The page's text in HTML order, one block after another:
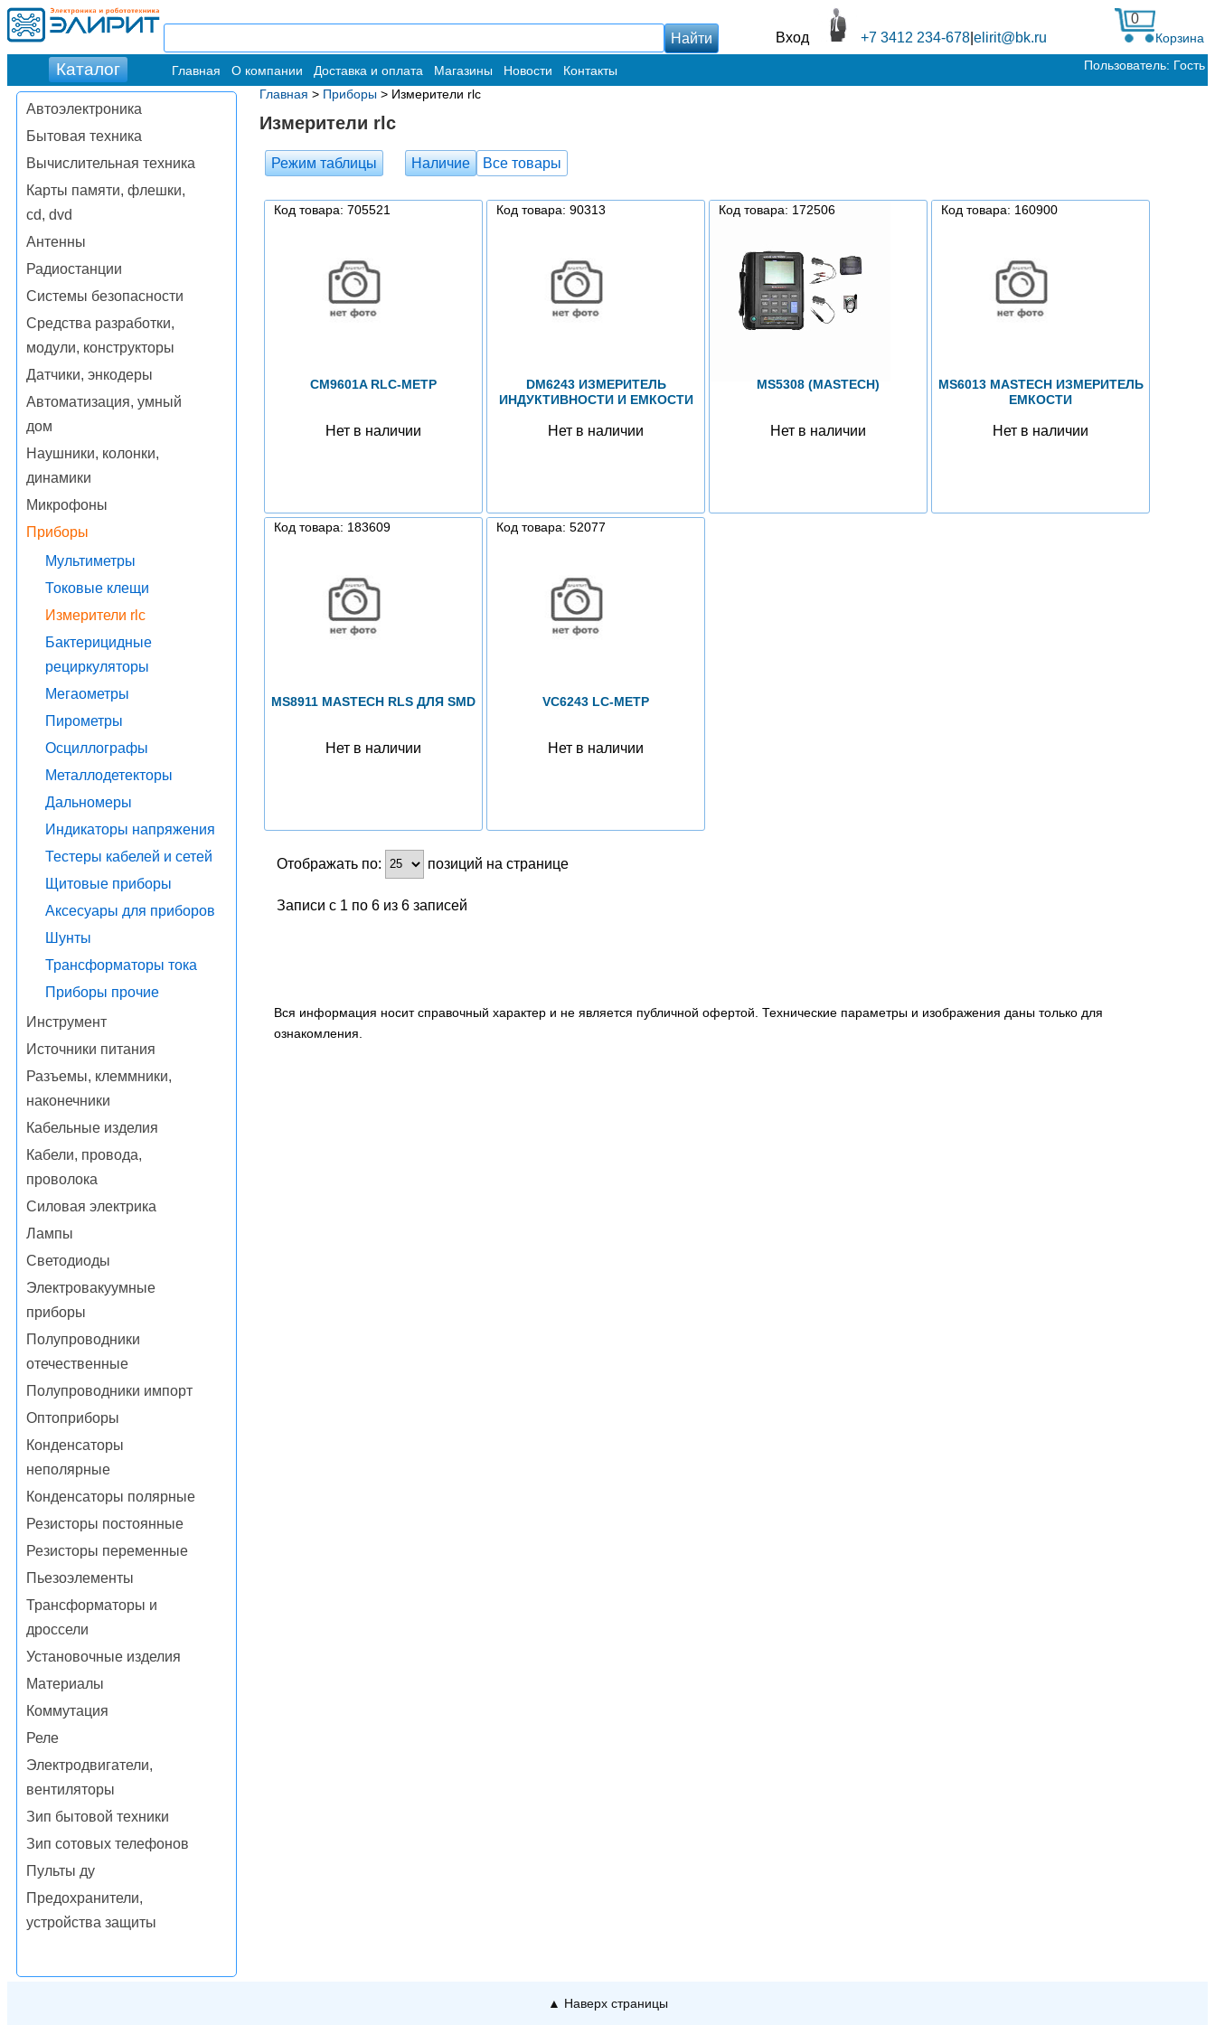
Вход +7 3412 234-678 elirit@bk.ru
0
Корзина
Главная О компании Доставка и оплата Магазины Новости Контакты Пользователь: Гость
Автоэлектроника
Бытовая техника
Вычислительная техника
Карты памяти, флешки,
cd, dvd
Антенны
Радиостанции
Системы безопасности
Средства разработки,
модули, конструкторы
Датчики, энкодеры
Автоматизация, умный
дом
Наушники, колонки,
динамики
Микрофоны
Приборы
Мультиметры
Токовые клещи
Измерители rlc
Бактерицидные
рециркуляторы
Мегаометры
Пирометры
Осциллографы
Металлодетекторы
Дальномеры
Индикаторы напряжения
Тестеры кабелей и сетей
Щитовые приборы
Аксесуары для приборов
Шунты
Трансформаторы тока
Приборы прочие
Инструмент
Источники питания
Разъемы, клеммники,
наконечники
Кабельные изделия
Кабели, провода,
проволока
Силовая электрика
Лампы
Светодиоды
Электровакуумные
приборы
Полупроводники
отечественные
Полупроводники импорт
Оптоприборы
Конденсаторы
неполярные
Конденсаторы полярные
Резисторы постоянные
Резисторы переменные
Пьезоэлементы
Трансформаторы и
дроссели
Установочные изделия
Материалы
Коммутация
Реле
Электродвигатели,
вентиляторы
Зип бытовой техники
Зип сотовых телефонов
Пульты ду
Предохранители,
устройства защиты
Главная > Приборы > Измерители rlc
Измерители rlc
Режим таблицы Наличие Все товары
Код товара: 705521
CM9601A RLC-МЕТР
Нет в наличии
Код товара: 90313
DM6243 ИЗМЕРИТЕЛЬ
ИНДУКТИВНОСТИ И ЕМКОСТИ
Нет в наличии
Код товара: 172506
MS5308 (MASTECH)
Нет в наличии
Код товара: 160900
MS6013 MASTECH ИЗМЕРИТЕЛЬ
ЕМКОСТИ
Нет в наличии
Код товара: 183609
MS8911 MASTECH RLS ДЛЯ SMD
Нет в наличии
Код товара: 52077
VC6243 LC-МЕТР
Нет в наличии
Отображать по: позиций на странице
Записи с 1 по 6 из 6 записей
Вся информация носит справочный характер и не является публичной офертой. Технические параметры и изображения даны только для
ознакомления.
▲ Наверх страницы